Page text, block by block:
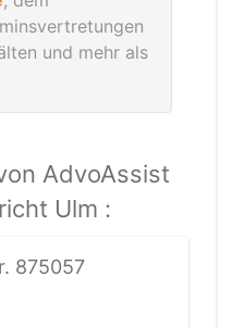
und mehr als
AdvoAssist
Ulm :
875057